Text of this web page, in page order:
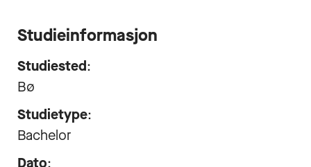
Studieinformasjon
Studiested:
Bø
Studietype:
Bachelor
Dato: